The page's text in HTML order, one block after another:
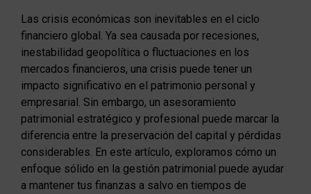
Las crisis económicas son inevitables en el ciclo
financiero global. Ya sea causada por recesiones,
inestabilidad geopolítica o fluctuaciones en los
mercados financieros, una crisis puede tener un
impacto significativo en el patrimonio personal y
empresarial. Sin embargo, un asesoramiento
patrimonial estratégico y profesional puede marcar la
diferencia entre la preservación del capital y pérdidas
considerables. En este artículo, exploramos cómo un
enfoque sólido en la gestión patrimonial puede ayudar
a mantener tus finanzas a salvo en tiempos de